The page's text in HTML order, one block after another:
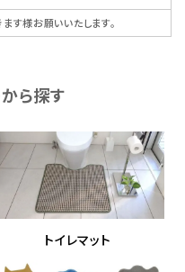
様お願いいたします。
ら探す
トイレマット